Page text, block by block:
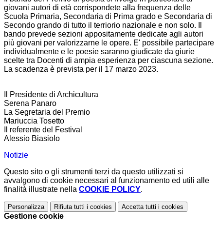
giovani autori di età corrispondete alla frequenza delle
Scuola Primaria, Secondaria di Prima grado e Secondaria di
Secondo grando di tutto il terriorio nazionale e non solo. Il
bando prevede sezioni appositamente dedicate agli autori
più giovani per valorizzarne le opere. E' possibile partecipare
individualmente e le poesie saranno giudicate da giurie
scelte tra Docenti di ampia esperienza per ciascuna sezione.
La scadenza è prevista per il 17 marzo 2023.
Il Presidente di Archicultura
Serena Panaro
La Segretaria del Premio
Mariuccia Tosetto
Il referente del Festival
Alessio Biasiolo
Notizie
Questo sito o gli strumenti terzi da questo utilizzati si
avvalgono di cookie necessari al funzionamento ed utili alle
finalità illustrate nella COOKIE POLICY.
Personalizza Rifiuta tutti i cookies Accetta tutti i cookies
Gestione cookie